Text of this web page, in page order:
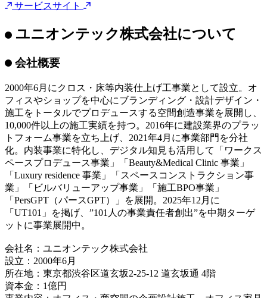
の一つとして位置づけ、空間づくりにとどまらず、顧客の節
目やブランド体験に関わる提供価値の拡張を進めてまいりま
す。
事業群を束ねるグループとしての成長を加速させるととも
いります。
サービスサイト
ユニオンテック株式会社について
会社概要
2000年6月にクロス・床等内装仕上げ工事業として設立。オ
フィスやショップを中心にブランディング・設計デザイン・
施工をトータルでプロデュースする空間創造事業を展開し、
10,000件以上の施工実績を持つ。2016年に建設業界のプラッ
トフォーム事業を立ち上げ、2021年4月に事業部門を分社
化。内装事業に特化し、デジタル知見も活用して「ワークス
ペースプロデュース事業」「Beauty&Medical Clinic 事業」
「Luxury residence 事業」「スペースコンストラクション事
業」「ビルバリューアップ事業」「施工BPO事業」